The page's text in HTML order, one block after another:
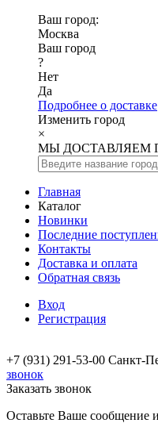
Ваш город:
Москва
Ваш город
?
Нет
Да
Подробнее о доставке
Изменить город
×
МЫ ДОСТАВЛЯЕМ
Главная
Каталог
Новинки
Последние
Контакты
Доставка и оплата
Обратная связь
Вход
Регистрация
+7 (931) 291-53-00 Санкт-
звонок
Заказать звонок
Оставьте Ваше сообщение